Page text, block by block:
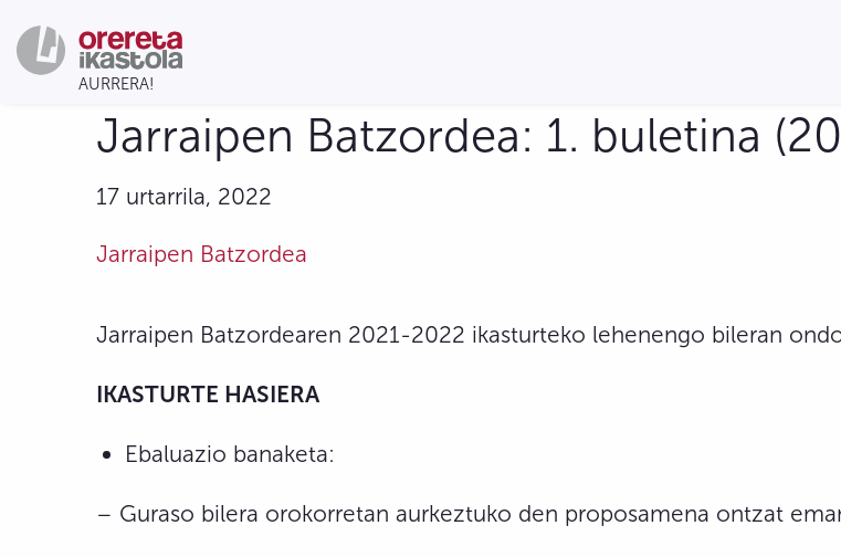
Jarraipen Batzordea: 1. buletina
17 urtarrila, 2022
Jarraipen Batzordea
Jarraipen Batzordearen 2021-2022 ikasturteko lehenengo bileran
IKASTURTE HASIERA
Ebaluazio banaketa:
– Guraso bilera orokorretan aurkeztuko den proposamena ontzat